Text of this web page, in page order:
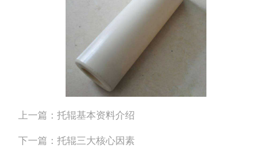
上一篇： 托辊基本资料介绍
下一篇： 托辊三大核心因素